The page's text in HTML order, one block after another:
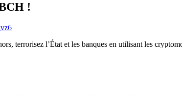
!
terrorisez l’État et les banques en utilisant les